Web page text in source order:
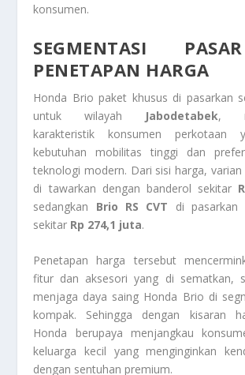
konsumen.
SEGMENTASI
PENETAPAN HARGA
Honda Brio paket khusus di pasarkan
untuk wilayah
Jabodetabek,
karakteristik konsumen perkotaan
kebutuhan mobilitas tinggi dan
teknologi modern. Dari sisi harga, varian
di tawarkan dengan banderol sekitar
sedangkan Brio RS CVT di pasarkan
sekitar Rp 274,1 juta.
Penetapan harga tersebut
fitur dan aksesori yang di sematkan,
menjaga daya saing Honda Brio di
kompak. Sehingga dengan kisaran
Honda berupaya menjangkau
keluarga kecil yang menginginkan
dengan sentuhan premium.